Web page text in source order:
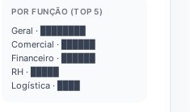
POR FUNÇÃO (TOP 5)
Geral · ████████
Comercial · ██████
Financeiro · ██████
RH · █████
Logística · ████